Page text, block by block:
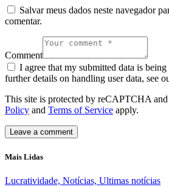
Salvar meus dados neste navegador
comentar.
Comment
I agree that my submitted data is
further details on handling user data, see
This site is protected by reCAPTCHA
Policy and Terms of Service apply.
Mais Lidas
Lucratividade, Notícias, Ultimas notícias